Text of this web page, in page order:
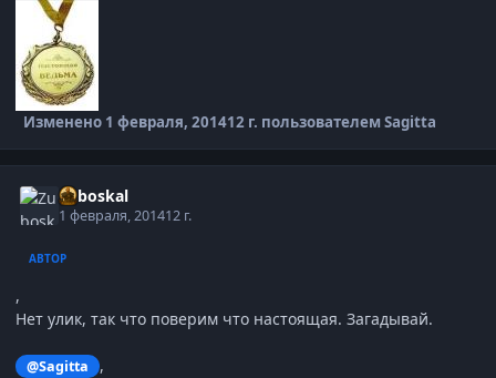
Изменено 1 февраля, 201412 г. пользователем Sagitta
Zuboskal
1 февраля, 201412 г.
АВТОР
,
Нет улик, так что поверим что настоящая. Загадывай.
@Sagitta
,